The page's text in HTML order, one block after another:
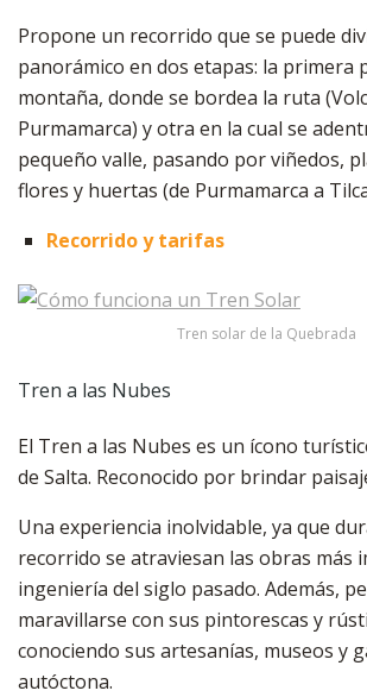
Propone un recorrido que se puede
panorámico en dos etapas: la primera
montaña, donde se bordea la ruta
Purmamarca) y otra en la cual se
pequeño valle, pasando por viñedos,
flores y huertas (de Purmamarca a
Recorrido y tarifas
Tren solar de la Quebrada
Tren a las Nubes
El Tren a las Nubes es un ícono
de Salta. Reconocido por brindar
Una experiencia inolvidable, ya que
recorrido se atraviesan las obras más
ingeniería del siglo pasado. Además,
maravillarse con sus pintorescas y
conociendo sus artesanías, museos y
autóctona.